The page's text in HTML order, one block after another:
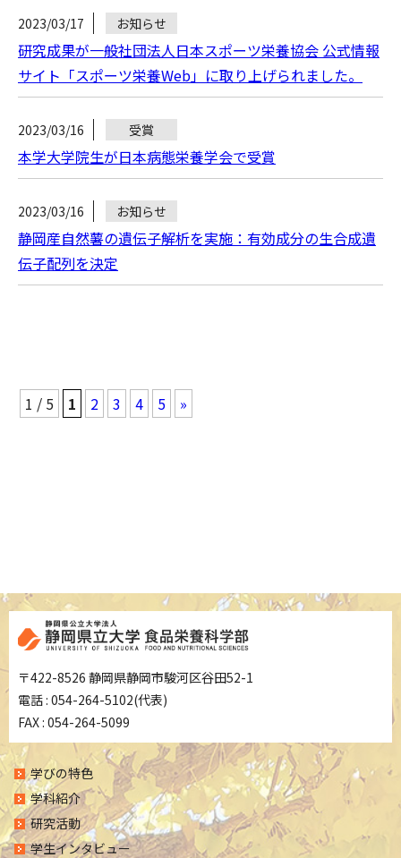
2023/03/17 お知らせ
研究成果が一般社団法人日本スポーツ栄養協会 公式情報
サイト「スポーツ栄養Web」に取り上げられました。
2023/03/16 受賞
本学大学院生が日本病態栄養学会で受賞
2023/03/16 お知らせ
静岡産自然薯の遺伝子解析を実施：有効成分の生合成遺
伝子配列を決定
1 / 5 1 2 3 4 5 »
〒422-8526 静岡県静岡市駿河区谷田52-1
電話 : 054-264-5102(代表)
FAX : 054-264-5099
学びの特色
学科紹介
研究活動
学生インタビュー